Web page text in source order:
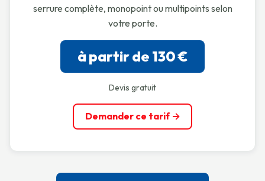
serrure complète, monopoint ou multipoints selon
votre porte.
à partir de 130 €
Devis gratuit
Demander ce tarif →